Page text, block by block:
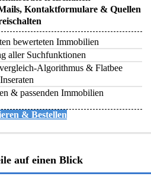
Kontaktformulare & Quellen
bewerteten Immobilien
aller Suchfunktionen
Algorithmus & Flatbee
& passenden Immobilien
& Bestellen
auf einen Blick